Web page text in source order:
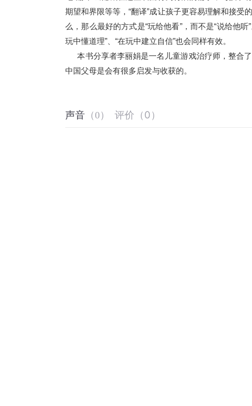
期望和界限等等，“翻译”成让孩子更容易理解和接
么，那么最好的方式是“玩给他看”，而不是“说给他
玩中懂道理”、“在玩中建立自信”也会同样有效。
本书分享者李丽娟是一名儿童游戏治疗师，整合
中国父母是会有很多启发与收获的。
声音 （0） 评价 （0 ）